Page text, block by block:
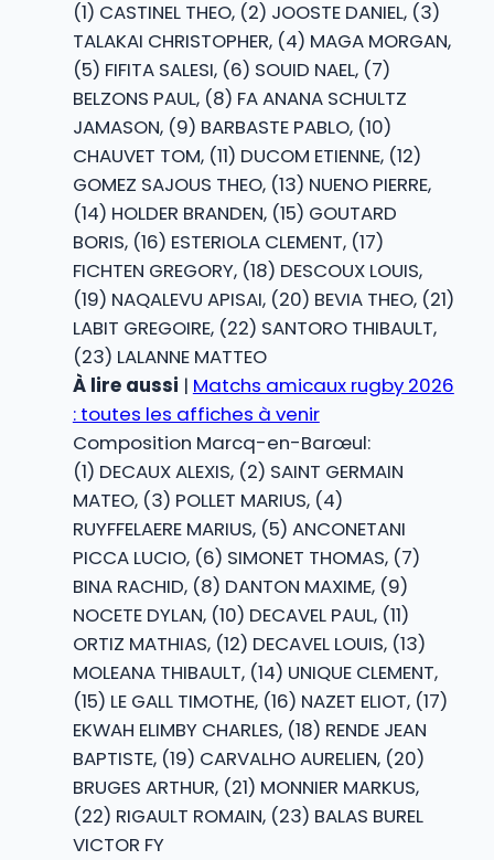
(1) CASTINEL THEO, (2) JOOSTE DANIEL, (3)
TALAKAI CHRISTOPHER, (4) MAGA MORGAN,
(5) FIFITA SALESI, (6) SOUID NAEL, (7)
BELZONS PAUL, (8) FA ANANA SCHULTZ
JAMASON, (9) BARBASTE PABLO, (10)
CHAUVET TOM, (11) DUCOM ETIENNE, (12)
GOMEZ SAJOUS THEO, (13) NUENO PIERRE,
(14) HOLDER BRANDEN, (15) GOUTARD
BORIS, (16) ESTERIOLA CLEMENT, (17)
FICHTEN GREGORY, (18) DESCOUX LOUIS,
(19) NAQALEVU APISAI, (20) BEVIA THEO, (21)
LABIT GREGOIRE, (22) SANTORO THIBAULT,
(23) LALANNE MATTEO
À lire aussi | Matchs amicaux rugby 2026
: toutes les affiches à venir
Composition Marcq-en-Barœul:
(1) DECAUX ALEXIS, (2) SAINT GERMAIN
MATEO, (3) POLLET MARIUS, (4)
RUYFFELAERE MARIUS, (5) ANCONETANI
PICCA LUCIO, (6) SIMONET THOMAS, (7)
BINA RACHID, (8) DANTON MAXIME, (9)
NOCETE DYLAN, (10) DECAVEL PAUL, (11)
ORTIZ MATHIAS, (12) DECAVEL LOUIS, (13)
MOLEANA THIBAULT, (14) UNIQUE CLEMENT,
(15) LE GALL TIMOTHE, (16) NAZET ELIOT, (17)
EKWAH ELIMBY CHARLES, (18) RENDE JEAN
BAPTISTE, (19) CARVALHO AURELIEN, (20)
BRUGES ARTHUR, (21) MONNIER MARKUS,
(22) RIGAULT ROMAIN, (23) BALAS BUREL
VICTOR FY